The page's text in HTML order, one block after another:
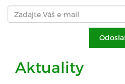
Aktuality